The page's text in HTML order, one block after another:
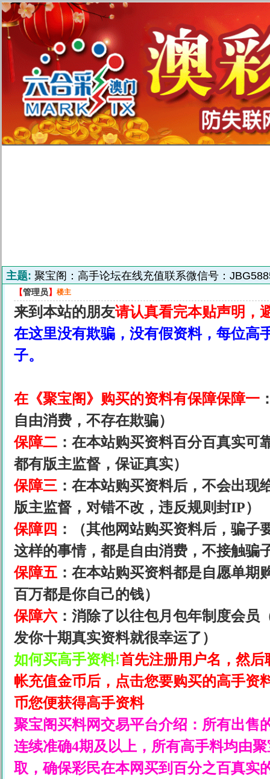
主题: 聚宝阁：高手论坛在线充值联系微信号：
【管理员】 楼主
来到本站的朋友请认真看完本贴声明，
在这里没有欺骗，没有假资料，每位高
子。
在《聚宝阁 》购买的资料有保障保障一
自由消费，不存在欺骗）
保障二 ：在本站购买资料百分百真实
都有版主监督，保证真实）
保障三 ：在本站购买资料后，不会出
版主监督，对错不改，违反规则封IP）
保障四 ：（其他网站购买资料后，骗
这样的事情，都是自由消费，不接触骗
保障五 ：在本站购买资料都是自愿单
百万都是你自己的钱）
保障六 ：消除了以往包月包年制度会
发你十期真实资料就很幸运了）
如何买高手资料!首先注册用户名，然后
帐充值金币后，点击您要购买的高手资
币您便获得高手资料
聚宝阁买料网交易平台介绍：所有出售
连续准确4期及以上，所有高手料均由聚
取，确保彩民在本网买到百分之百真实